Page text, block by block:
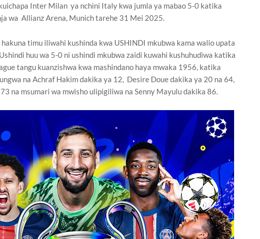
Inter Milan ya nchini Italy kwa jumla ya mabao 5-0 katika
wa Allianz Arena, Munich tarehe 31 Mei 2025.
timu iliwahi kushinda kwa USHINDI mkubwa kama walio upata
huu wa 5-0 ni ushindi mkubwa zaidi kuwahi kushuhudiwa katika
tangu kuanzishwa kwa mashindano haya mwaka 1956, katika
na Achraf Hakim dakika ya 12, Desire Doue dakika ya 20 na 64,
na msumari wa mwisho ulipigiliwa na Senny Mayulu dakika 86.